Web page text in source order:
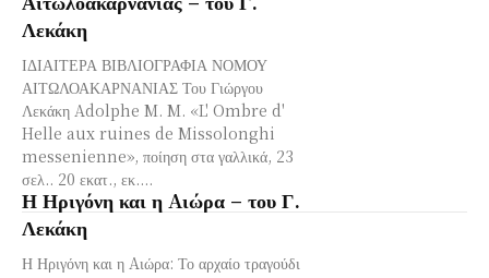
Λεκάκη
ΙΔΙΑΙΤΕΡΑ ΒΙΒΛΙΟΓΡΑΦΙΑ ΝΟΜΟΥ
ΑΙΤΩΛΟΑΚΑΡΝΑΝΙΑΣ Του Γιώργου
Λεκάκη Adolphe M. M. «L' Ombre d'
Helle aux ruines de Missolonghi
messenienne», ποίηση στα γαλλικά, 23
σελ.. 20 εκατ., εκ....
Η Ηριγόνη και η Aιώρα – του Γ.
Λεκάκη
Η Ηριγόνη και η Aιώρα: Το αρχαίο τραγούδι